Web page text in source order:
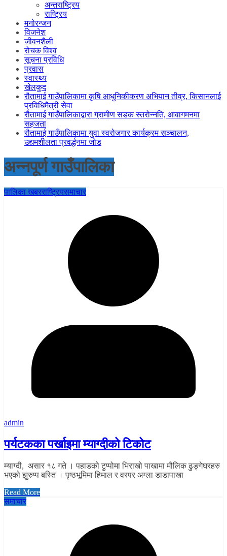
अन्तराष्ट्रिय
राष्ट्रिय
मनोरन्जन
विजनेश
जीवनशैली
रोचक विश्व
सूचना प्रविधि
प्रवास
स्वास्थ्य
खेलकुद
रौतामाई गाउँपालिकामा कृषि आधुनिकीकरण अभियान तीव्र, किसानलाई
प्रविधिमैत्री सेवा
रौतामाई गाउँपालिकाद्वारा ग्रामीण सडक स्तरोन्नति, आवागमनमा
सहजता
रौतामाई गाउँपालिकामा युवा स्वरोजगार कार्यक्रम सञ्चालन,
उद्यमशीलता प्रवर्द्धनमा जोड
अन्नपूर्ण गाउँपालिका
पालिका खबरराष्ट्रियसमाचार
admin
पर्यटकका पर्खाइमा म्याग्दीको टिकोट
म्याग्दी, असार १८ गते । पहाडको टुप्पोमा भिराखो पाखामा मौलिक ढुङ्गेघरहरु
भएको झुरुप्प बस्ति । पृष्ठभूमिमा हिमाल र वरपर अग्ला डाडापाखा
Read More
समाचार